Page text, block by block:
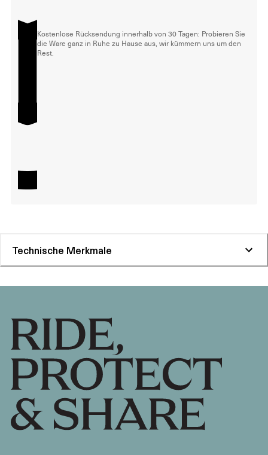
Kostenlose Rücksendung innerhalb von 30 Tagen: Probieren Sie
die Ware ganz in Ruhe zu Hause aus, wir kümmern uns um den
Rest.
Technische Merkmale